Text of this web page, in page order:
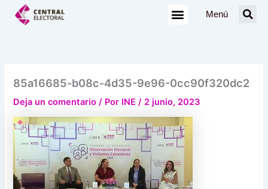
Menú
85a16685-b08c-4d35-9e96-0cc90f320dc2
Deja un comentario / Por INE/ 2 junio, 2023